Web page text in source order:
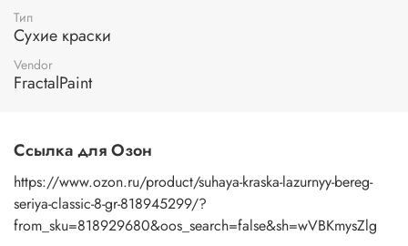
Тип
Сухие краски
Vendor
FractalPaint
Ссылка для Озон
https://www.ozon.ru/product/suhaya-kraska-lazurnyy-bereg-
seriya-classic-8-gr-818945299/?
from_sku=818929680&oos_search=false&sh=wVBKmysZlg